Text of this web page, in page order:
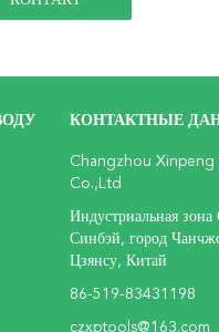
КОНТАКТНЫЕ
Changzhou
Co.,Ltd
Индустриальная
Синбэй, город
Цзянсу, Китай
86-519-83431198
czxptools@163.com